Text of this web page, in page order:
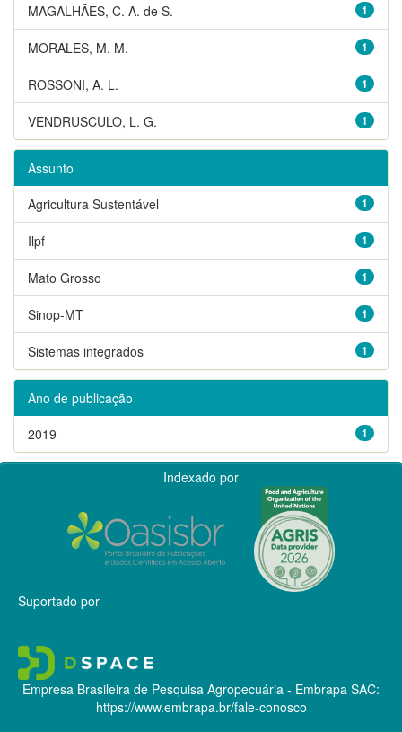
1
MAGALHÃES, C. A. de S.
1
MORALES, M. M.
1
ROSSONI, A. L.
1
VENDRUSCULO, L. G.
Assunto
1
Agricultura Sustentável
1
Ilpf
1
Mato Grosso
1
Sinop-MT
1
Sistemas integrados
Ano de publicação
1
2019
Indexado por
Suportado por
Empresa Brasileira de Pesquisa Agropecuária - Embrapa SAC:
https://www.embrapa.br/fale-conosco